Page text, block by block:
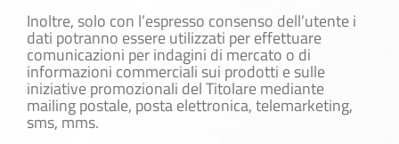
Inoltre, solo con l’espresso consenso dell’utente i
dati potranno essere utilizzati per effettuare
comunicazioni per indagini di mercato o di
informazioni commerciali sui prodotti e sulle
iniziative promozionali del Titolare mediante
mailing postale, posta elettronica, telemarketing,
sms, mms.